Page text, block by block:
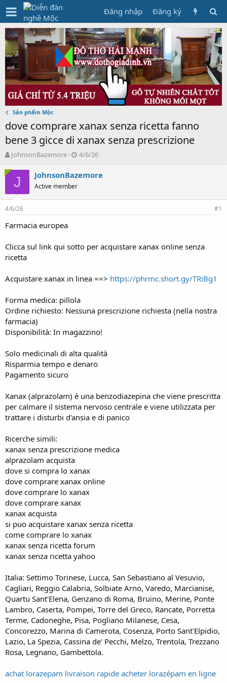
Đăng nhập Đăng ký
Sản phẩm Mộc
dove comprare xanax senza ricetta fanno
bene 3 gicce di xanax senza prescrizione
T
r
d
s
a
t
e
JohnsonBazemore
N
à
ử
4/6/26
J JohnsonBazemore
Active member
4/6/26 #1
Farmacia europea
Clicca sul link qui sotto per acquistare xanax online senza
ricetta
Acquistare xanax in linea ==> https://phrmc.short.gy/TRiBg1
Forma medica: pillola
Ordine richiesto: Nessuna prescrizione richiesta (nella nostra
farmacia)
Disponibilità: In magazzino!
Solo medicinali di alta qualità
Risparmia tempo e denaro
Pagamento sicuro
Xanax (alprazolam) è una benzodiazepina che viene prescritta
per calmare il sistema nervoso centrale e viene utilizzata per
trattare i disturbi d'ansia e di panico
Ricerche simili:
xanax senza prescrizione medica
alprazolam acquista
dove si compra lo xanax
dove comprare xanax online
dove comprare lo xanax
dove comprare xanax
xanax acquista
si puo acquistare xanax senza ricetta
come comprare lo xanax
xanax senza ricetta forum
xanax senza ricetta yahoo
Italia: Settimo Torinese, Lucca, San Sebastiano al Vesuvio,
Cagliari, Reggio Calabria, Solbiate Arno, Varedo, Marcianise,
Quartu Sant'Elena, Genzano di Roma, Bruino, Merine, Ponte
Lambro, Caserta, Pompei, Torre del Greco, Rancate, Porretta
Terme, Cadoneghe, Pisa, Pogliano Milanese, Cesa,
Concorezzo, Marina di Camerota, Cosenza, Porto Sant'Elpidio,
Lazio, La Spezia, Cassina de' Pecchi, Melzo, Trentola, Trezzano
Rosa, Legnano, Gambettola.
achat lorazepam livraison rapide acheter lorazépam en ligne